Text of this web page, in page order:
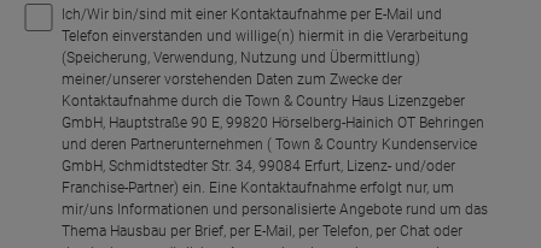
Ich/Wir bin/sind mit einer Kontaktaufnahme per E-Mail und
Telefon einverstanden und willige(n) hiermit in die Verarbeitung
(Speicherung, Verwendung, Nutzung und Übermittlung)
meiner/unserer vorstehenden Daten zum Zwecke der
Kontaktaufnahme durch die Town & Country Haus Lizenzgeber
GmbH, Hauptstraße 90 E, 99820 Hörselberg-Hainich OT Behringen
und deren Partnerunternehmen ( Town & Country Kundenservice
GmbH, Schmidtstedter Str. 34, 99084 Erfurt, Lizenz- und/oder
Franchise-Partner) ein. Eine Kontaktaufnahme erfolgt nur, um
mir/uns Informationen und personalisierte Angebote rund um das
Thema Hausbau per Brief, per E-Mail, per Telefon, per Chat oder